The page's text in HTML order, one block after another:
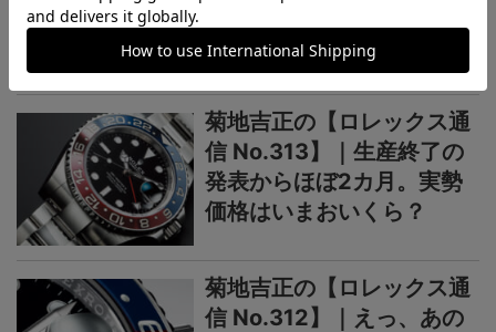
なジュビリーダイアルモチ
ーフ
菊地吉正の【ロレックス通
信 No.313】｜生産終了の
発表からほぼ2カ月。実勢
価格はいまおいくら？
菊地吉正の【ロレックス通
信 No.312】｜えっ、あの